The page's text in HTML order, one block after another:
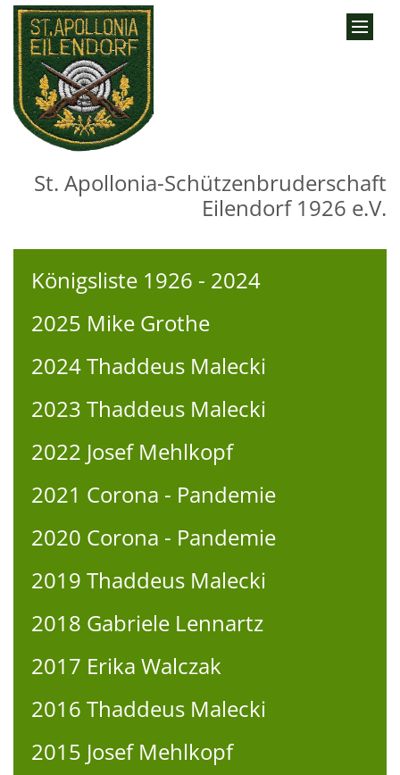
Zum Inhalt springen
St. Apollonia-Schützenbruderschaft
Eilendorf 1926 e.V.
Königsliste 1926 - 2024
2025 Mike Grothe
2024 Thaddeus Malecki
2023 Thaddeus Malecki
2022 Josef Mehlkopf
2021 Corona - Pandemie
2020 Corona - Pandemie
2019 Thaddeus Malecki
2018 Gabriele Lennartz
2017 Erika Walczak
2016 Thaddeus Malecki
2015 Josef Mehlkopf